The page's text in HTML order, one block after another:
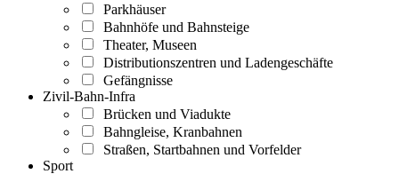
Parkhäuser
Bahnhöfe und Bahnsteige
Theater, Museen
Distributionszentren und Ladengeschäfte
Gefängnisse
Zivil-Bahn-Infra
Brücken und Viadukte
Bahngleise, Kranbahnen
Straßen, Startbahnen und Vorfelder
Sport